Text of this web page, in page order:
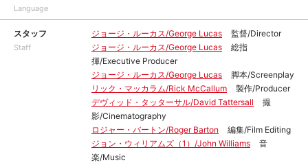
Language
スタッフ
Staff
ジョージ・ルーカス/George Lucas
監督/Director
ジョージ・ルーカス/George Lucas
総指
揮/Executive Producer
ジョージ・ルーカス/George Lucas
脚本/Screenplay
リック・マッカラム/Rick McCallum
製作/Producer
デヴィッド・タッターサル/David Tattersall
撮
影/Cinematography
ロジャー・バートン/Roger Barton
編集/Film Editing
ジョン・ウィリアムズ（1）/John Williams
音
楽/Music